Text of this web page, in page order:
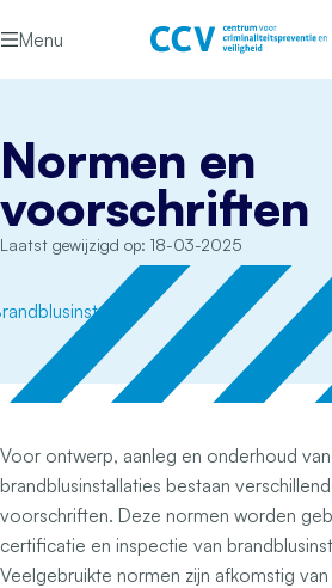
Menu
Normen en
voorschriften
Laatst gewijzigd op: 18-03-2025
Voor ontwerp, aanleg en onderhoud van
brandblusinstallaties bestaan
voorschriften. Deze normen worden
certificatie en inspectie van
Veelgebruikte normen zijn afkomstig van